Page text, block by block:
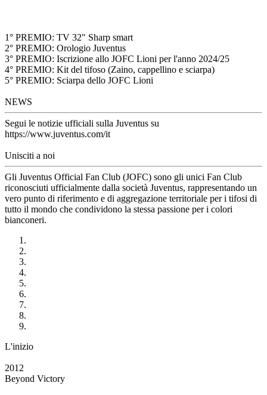
1° PREMIO: TV 32" Sharp smart
2° PREMIO: Orologio Juventus
3° PREMIO: Iscrizione allo JOFC Lioni per l'anno 2024/25
4° PREMIO: Kit del tifoso (Zaino, cappellino e sciarpa)
5° PREMIO: Sciarpa dello JOFC Lioni
NEWS
Segui le notizie ufficiali sulla Juventus su
https://www.juventus.com/it
Unisciti a noi
Gli Juventus Official Fan Club (JOFC) sono gli unici Fan Club
riconosciuti ufficialmente dalla società Juventus, rappresentando un
vero punto di riferimento e di aggregazione territoriale per i tifosi di
tutto il mondo che condividono la stessa passione per i colori
bianconeri.
L'inizio
2012
Beyond Victory